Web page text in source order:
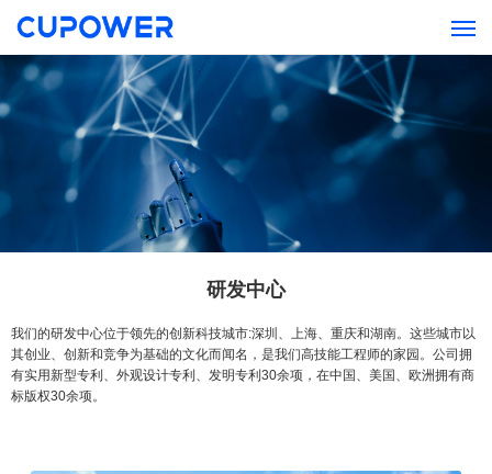
研发中心
我们的研发中心位于领先的创新科技城市:深圳、上海、重庆和湖南。这些城市以
其创业、创新和竞争为基础的文化而闻名，是我们高技能工程师的家园。公司拥
有实用新型专利、外观设计专利、发明专利30余项，在中国、美国、欧洲拥有商
标版权30余项。